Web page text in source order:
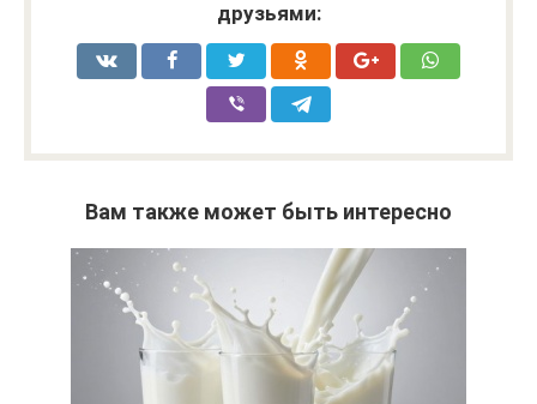
друзьями:
Вам также может быть интересно